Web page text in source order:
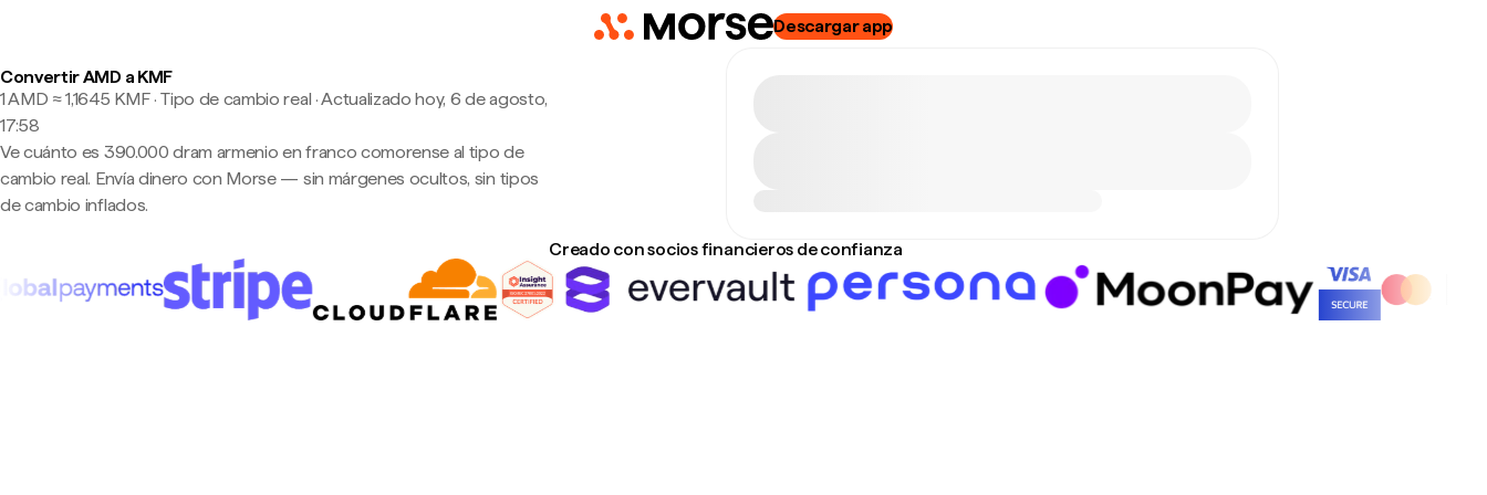
Descargar app
Convertir AMD a KMF
1 AMD ≈ 1,1645 KMF · Tipo de cambio real ·Actualizado hoy, 6 de agosto,
17:58
Ve cuánto es 390.000 dram armenio en franco comorense al tipo de
cambio real. Envía dinero con Morse — sin márgenes ocultos, sin tipos
de cambio inflados.
Creado con socios financieros de confianza